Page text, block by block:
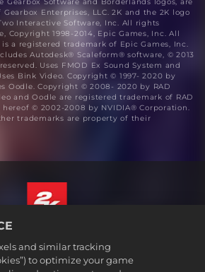
Gearbox Software and Borderlands logos, are
Enterprises, LLC. 2K and the 2K logo
Interactive Software, Inc. All rights
Copyright 1998-2014, Epic Games, Inc. All
a registered trademark of Epic Games, Inc.
Autodesk® Scaleform® software, © 2013
Uses FMOD Ex Sound System and
Bink Video. Copyright © 1997- 2020 by
Oodle. Copyright © 2008- 2020 by RAD
and Oodle are registered trademark of RAD
hereof © 2002-2008 by NVIDIA® Corporation.
trademarks are property of their
Informazioni legali
Italiano
and similar tracking
to optimize your game